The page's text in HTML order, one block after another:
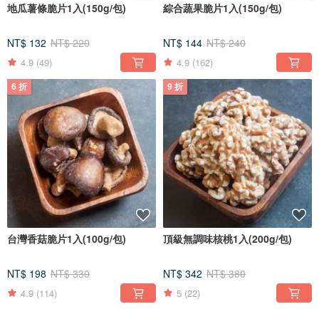
地瓜薯條脆片1入(150g/包)
NT$ 132 NT$ 220
4.9 (49)
綜合蔬果脆片1入(150g/包)
NT$ 144 NT$ 240
4.9 (162)
6 折
台灣香菇脆片1入(100g/包)
NT$ 198 NT$ 330
4.9 (114)
9 折
頂級無調味核桃1入(200g/包)
NT$ 342 NT$ 380
5 (22)